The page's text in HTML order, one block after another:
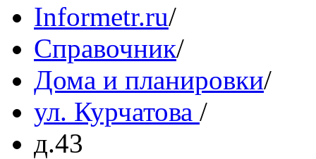
Informetr.ru/
Справочник/
Дома и планировки/
ул. Курчатова /
д.43